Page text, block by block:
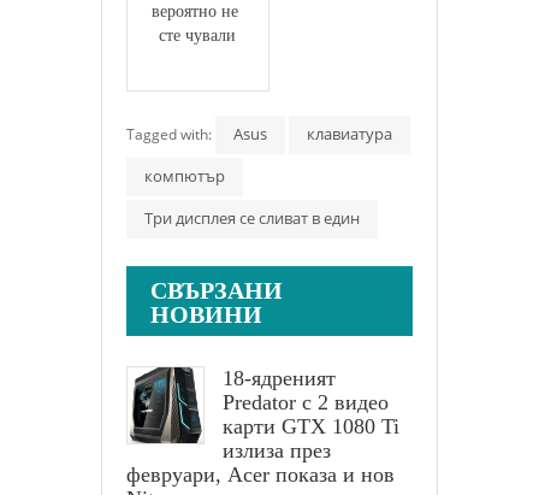
вероятно не
сте чували
Tagged with: Asus
клавиатура
компютър
Три дисплея се сливат в един
СВЪРЗАНИ
НОВИНИ
18-ядреният
Predator с 2 видео
карти GTX 1080 Ti
излиза през
февруари, Acer показа и нов